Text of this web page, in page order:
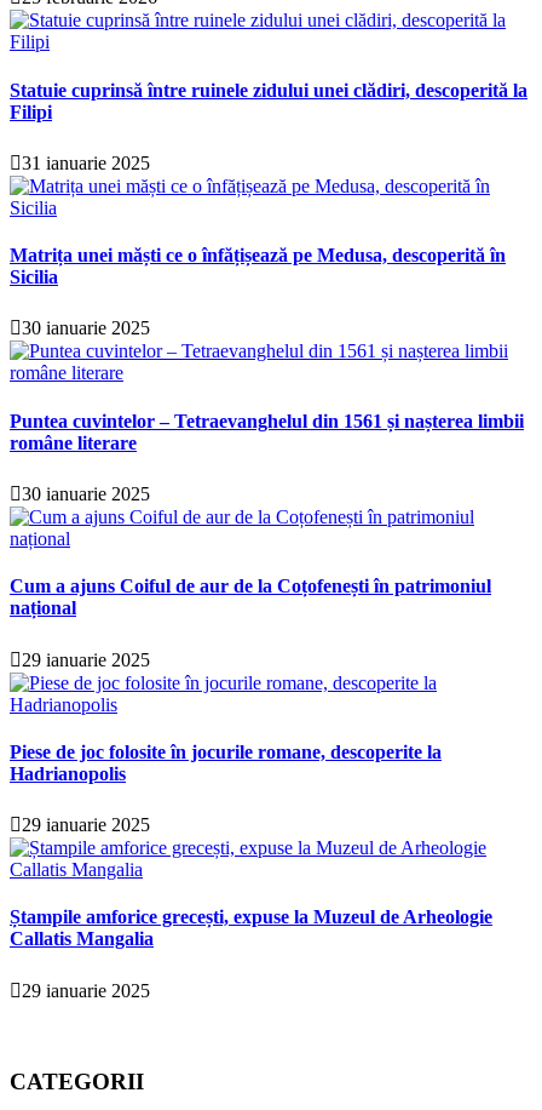
Statuie cuprinsă între ruinele zidului unei clădiri, descoperită la
Filipi
31 ianuarie 2025
Matrița unei măști ce o înfățișează pe Medusa, descoperită în
Sicilia
30 ianuarie 2025
Puntea cuvintelor – Tetraevanghelul din 1561 și nașterea limbii
române literare
30 ianuarie 2025
Cum a ajuns Coiful de aur de la Coțofenești în patrimoniul
național
29 ianuarie 2025
Piese de joc folosite în jocurile romane, descoperite la
Hadrianopolis
29 ianuarie 2025
Ștampile amforice grecești, expuse la Muzeul de Arheologie
Callatis Mangalia
29 ianuarie 2025
CATEGORII